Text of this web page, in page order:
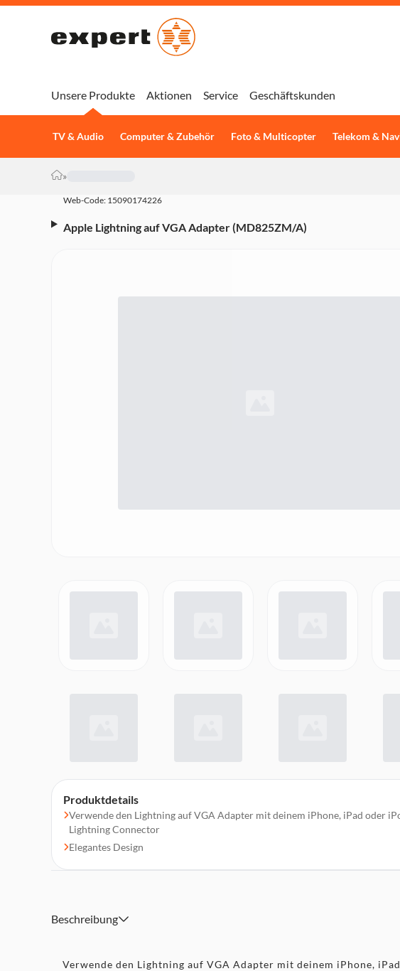
Unsere Produkte
TV & Audio Computer & Zubehör Foto & Multicopter Telekom &
Aktionen Service Geschäftskunden
»
Web-Code: 15090174226
Apple Lightning auf VGA Adapter (MD825ZM/A)
Produktdetails
Verwende den Lightning auf VGA Adapter mit deinem iPhone, iPad oder
Lightning Connector
Elegantes Design
Beschreibung
Verwende den Lightning auf VGA Adapter mit deinem iPhone,